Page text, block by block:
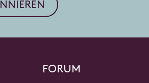
FORUM